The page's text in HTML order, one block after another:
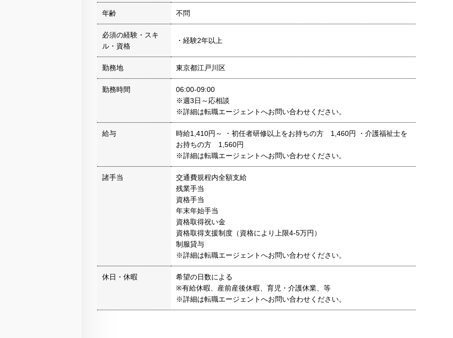
年齢 不問
必須の経験・スキ
ル・資格
・経験2年以上
勤務地 東京都江戸川区
勤務時間
06:00-09:00
※週3日～応相談
※詳細は転職エージェントへお問い合わせください。
給与
時給1,410円～ ・初任者研修以上をお持ちの方 1,460円 ・介護福祉士を
お持ちの方 1,560円
※詳細は転職エージェントへお問い合わせください。
諸手当
交通費規程内全額支給
残業手当
資格手当
年末年始手当
資格取得祝い金
資格取得支援制度（資格により上限4-5万円）
制服貸与
※詳細は転職エージェントへお問い合わせください。
休日・休暇
希望の日数による
※有給休暇、産前産後休暇、育児・介護休業、等
※詳細は転職エージェントへお問い合わせください。